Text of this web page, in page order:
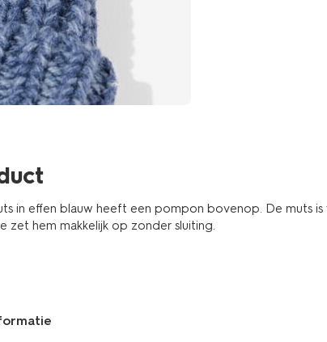
in effen blauw heeft een pompon bovenop. De muts is
zet hem makkelijk op zonder sluiting.